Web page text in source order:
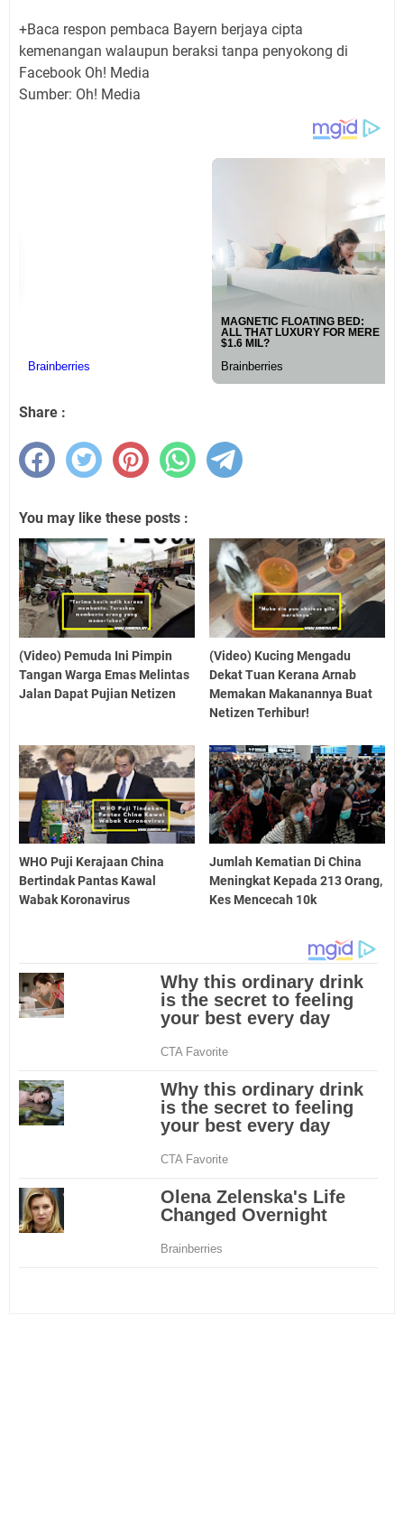
+Baca respon pembaca Bayern berjaya cipta
kemenangan walaupun beraksi tanpa penyokong di
Facebook Oh! Media
Sumber: Oh! Media
Share :
You may like these posts :
(Video) Pemuda Ini Pimpin
Tangan Warga Emas Melintas
Jalan Dapat Pujian Netizen
(Video) Kucing Mengadu
Dekat Tuan Kerana Arnab
Memakan Makanannya Buat
Netizen Terhibur!
WHO Puji Kerajaan China
Bertindak Pantas Kawal
Wabak Koronavirus
Jumlah Kematian Di China
Meningkat Kepada 213 Orang,
Kes Mencecah 10k